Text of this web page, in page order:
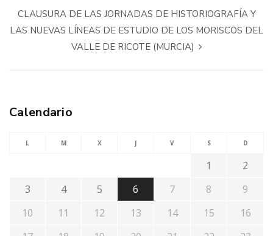
CLAUSURA DE LAS JORNADAS DE HISTORIOGRAFÍA Y
LAS NUEVAS LÍNEAS DE ESTUDIO DE LOS MORISCOS DEL
VALLE DE RICOTE (MURCIA)
Calendario
L M X J V S D
1
2
3
4 5 6 7 8
9
10
11 12 13 14 15
16